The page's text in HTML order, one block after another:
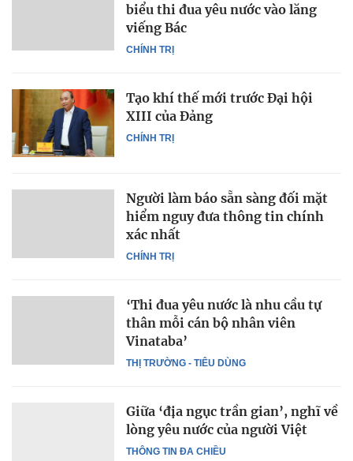
CHÍNH TRỊ
biểu thi đua yêu nước vào lăng
viếng Bác
CHÍNH TRỊ
Tạo khí thế mới trước Đại hội
XIII của Đảng
CHÍNH TRỊ
Người làm báo sẵn sàng đối mặt
hiểm nguy đưa thông tin chính
xác nhất
THỊ TRƯỜNG - TIÊU DÙNG
‘Thi đua yêu nước là nhu cầu tự
thân mỗi cán bộ nhân viên
Vinataba’
THÔNG TIN ĐA CHIỀU
Giữa ‘địa ngục trần gian’, nghĩ về
lòng yêu nước của người Việt